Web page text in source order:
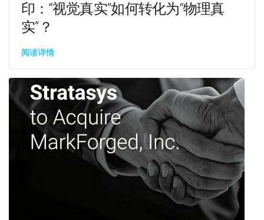
印：“视觉真实”如何转化为“物理真
实”？
阅读详情